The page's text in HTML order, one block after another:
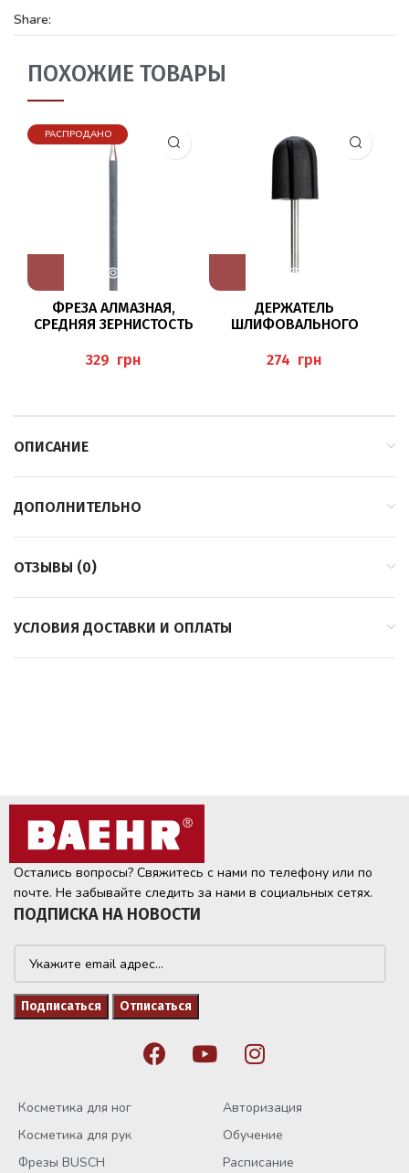
Share:
ПОХОЖИЕ ТОВАРЫ
РАСПРОДАНО
ФРЕЗА АЛМАЗНАЯ,
СРЕДНЯЯ ЗЕРНИСТОСТЬ
грн
ДЕРЖАТЕЛЬ
ШЛИФОВАЛЬНОГО
BAEHR
грн
ОПИСАНИЕ
ДОПОЛНИТЕЛЬНО
ОТЗЫВЫ (0)
УСЛОВИЯ ДОСТАВКИ И ОПЛАТЫ
Остались вопросы? Свяжитесь с нами по телефону или по
почте. Не забывайте следить за нами в социальных сетях.
ПОДПИСКА НА НОВОСТИ
Косметика для ног
Косметика для рук
Фрезы BUSCH
Авторизация
Обучение
Расписание